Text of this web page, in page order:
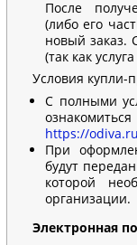
После
(либо его
новый заказ.
(так как
Условия купли-
С полными
https://
При
будут
которой
организации.
Электронная